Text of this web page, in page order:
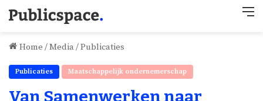
Home /Media/Publicaties
Publicaties Maatschappelijk ondernemerschap
Van Samenwerken naar